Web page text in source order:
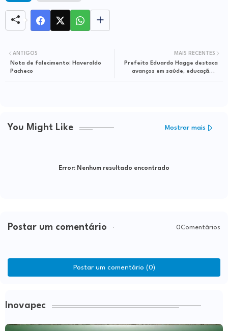
MAIS RECENTES
Prefeito Eduardo Hagge destaca
avanços em saúde, educação e
ANTIGOS
Nota de falecimento: Haveraldo
Pacheco
You Might Like Mostrar mais
Error: Nenhum resultado encontrado
Postar um comentário 0Comentários
Postar um comentário (0)
Inovapec